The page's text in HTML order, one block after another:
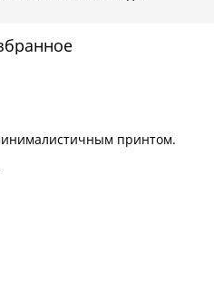
принтом.